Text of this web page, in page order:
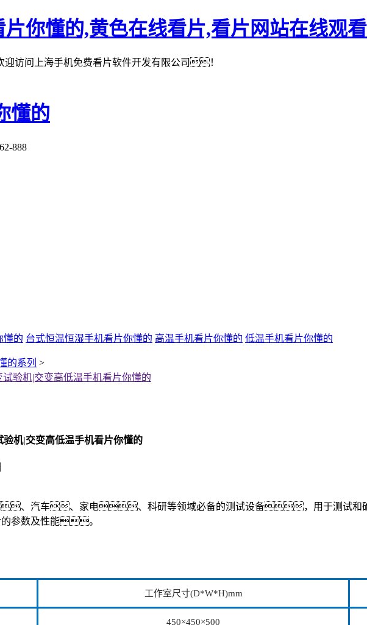
你懂的,黄色在线看片,看片网站在线观看
访问上海手机免费看片软件开发有限公司！
888
懂的 台式恒温恒湿手机看片你懂的 高温手机看片你懂的 低温手机看片你懂的
的系列 >
机|交变高低温手机看片你懂的
、汽车、家电、科研等领域必备的测试设备，用于测试和
参数及性能。
工作室尺寸(D*W*H)mm
450×450×500